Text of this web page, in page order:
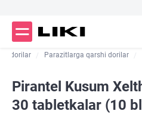
dorilar Parazitlarga qarshi dorilar
Pirantel Kusum
30 tabletkalar (10